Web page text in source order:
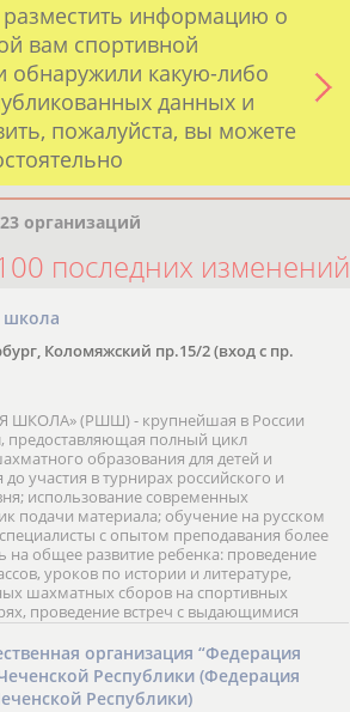
информацию о
вам спортивной
обнаружили какую-либо
данных и
пожалуйста, вы можете
организаций
последних изменений
школа
Коломяжский пр.15/2 (вход с пр.
ШКОЛА» (РШШ) - крупнейшая в России
предоставляющая полный цикл
образования для детей и
участия в турнирах российского и
использование современных
подачи материала; обучение на русском
с опытом преподавания более
на общее развитие ребенка: проведение
уроков по истории и литературе,
шахматных сборов на спортивных
проведение встреч с выдающимися
обучение; онлайн обучение в
занятий, круглые столы
тренеров, организация фестивалей;
и турниров.
организация “Федерация
Республики (Федерация
Республики)